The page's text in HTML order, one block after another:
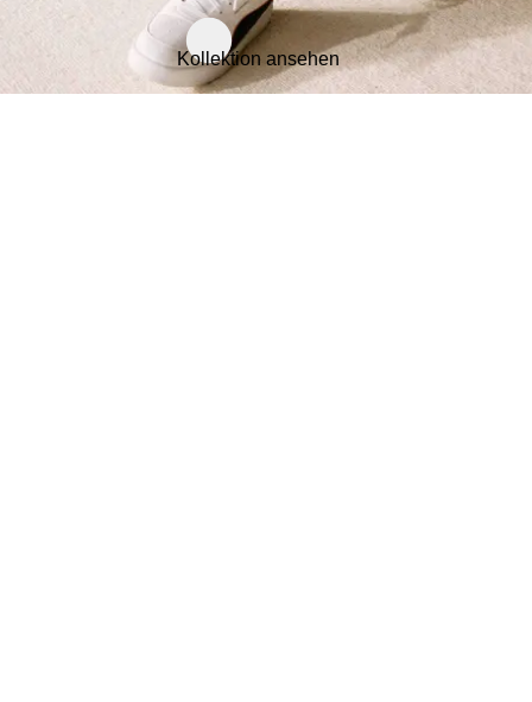
Kollektion ansehen